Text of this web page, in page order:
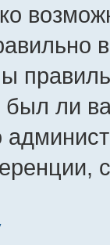
ли